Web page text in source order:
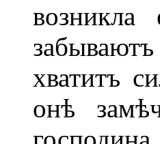
хватитъ
онѣ